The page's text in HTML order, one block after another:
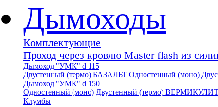
Дымоходы
Комплектующие
Проход через кровлю Master flash из
Дымоход "УМК" d 115
Двустенный (термо) БАЗАЛЬТ Одностенный (моно)
Дымоход "УМК" d 150
Одностенный (моно) Двустенный (термо) ВЕРМИКУЛИТ
Клумбы